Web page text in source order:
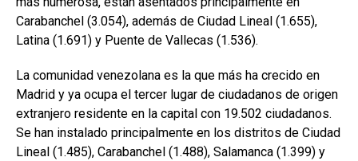
Carabanchel (3.054), además de Ciudad Lineal (1.655),
Latina (1.691) y Puente de Vallecas (1.536).
La comunidad venezolana es la que más ha crecido en
Madrid y ya ocupa el tercer lugar de ciudadanos de origen
extranjero residente en la capital con 19.502 ciudadanos.
Se han instalado principalmente en los distritos de Ciudad
Lineal (1.485), Carabanchel (1.488), Salamanca (1.399) y